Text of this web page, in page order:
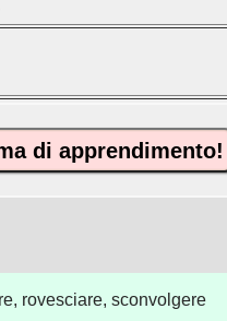
di apprendimento!
rovesciare, sconvolgere